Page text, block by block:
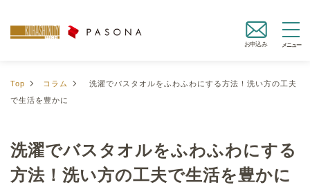
お申込み
Top コラム
洗濯でバスタオルをふわふわにする方法！洗い方の工夫
で生活を豊かに
洗濯でバスタオルをふわふわにする
方法！洗い方の工夫で生活を豊かに